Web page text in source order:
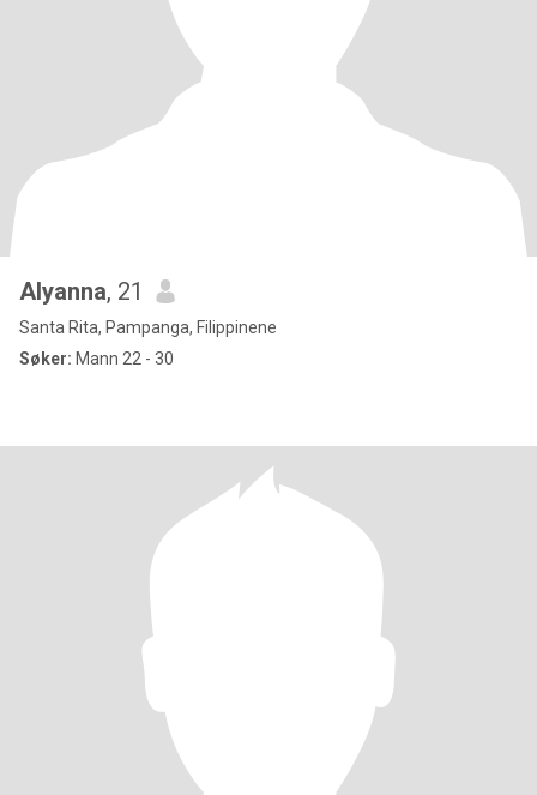
Alyanna, 21
Santa Rita, Pampanga, Filippinene
Søker: Mann 22 - 30